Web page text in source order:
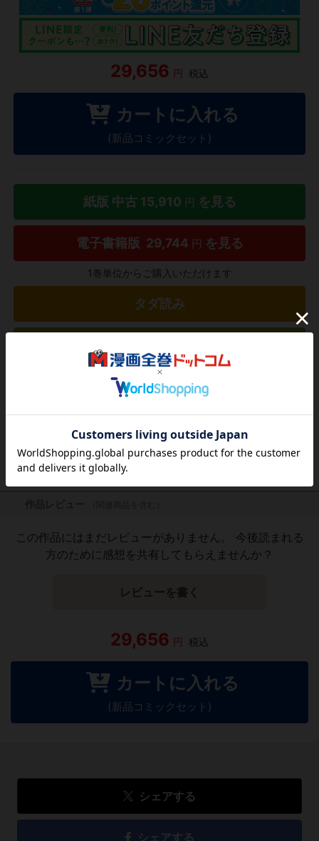
29,656 円 税込
カートに入れる
(新品コミックセット)
紙版 中古 15,910 円 を見る
電子書籍版 29,744 円 を見る
1巻単位からご購入いただけます
タダ読み
気になる商品を登録
この作品にはまだレビューがありません。 今後読まれる
方のために感想を共有してもらえませんか？
レビューを書く
29,656 円 税込
カートに入れる
(新品コミックセット)
シェアする
シェアする